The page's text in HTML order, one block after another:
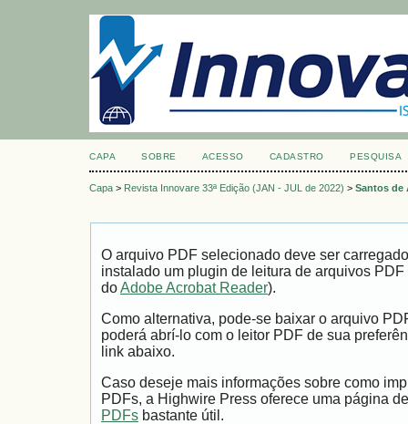
CAPA SOBRE ACESSO CADASTRO PESQUISA
Capa > Revista Innovare 33ª Edição (JAN - JUL de 2022) > Santos de
O arquivo PDF selecionado deve ser
instalado um plugin de leitura de arquivos
doAdobe Acrobat Reader).
Como alternativa, pode-se baixar o arquivo
poderá abrí-lo com o leitor PDF de sua
link abaixo.
Caso deseje mais informações sobre como
PDFs, a Highwire Press oferece uma página
PDFs bastante útil.